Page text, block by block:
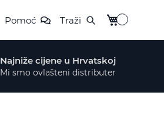
Pomoć Traži My Cart
Najniže cijene u Hrvatskoj
Mi smo ovlašteni distributer